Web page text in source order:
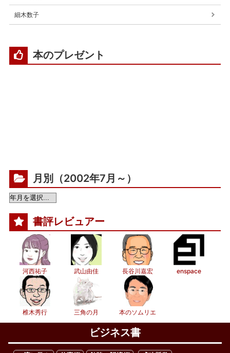
細木数子
本のプレゼント
月別（2002年7月～）
書評レビュアー
河西祐子 武山由佳 長谷川嘉宏 enspace
椎木秀行 三角の月 本のソムリエ
ビジネス書